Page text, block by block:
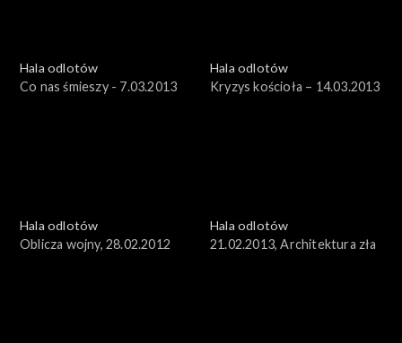
Hala odlotów
Co nas śmieszy - 7.03.2013
Hala odlotów
Kryzys kościoła – 14.03.2013
Hala odlotów
Oblicza wojny, 28.02.2012
Hala odlotów
21.02.2013, Architektura zła